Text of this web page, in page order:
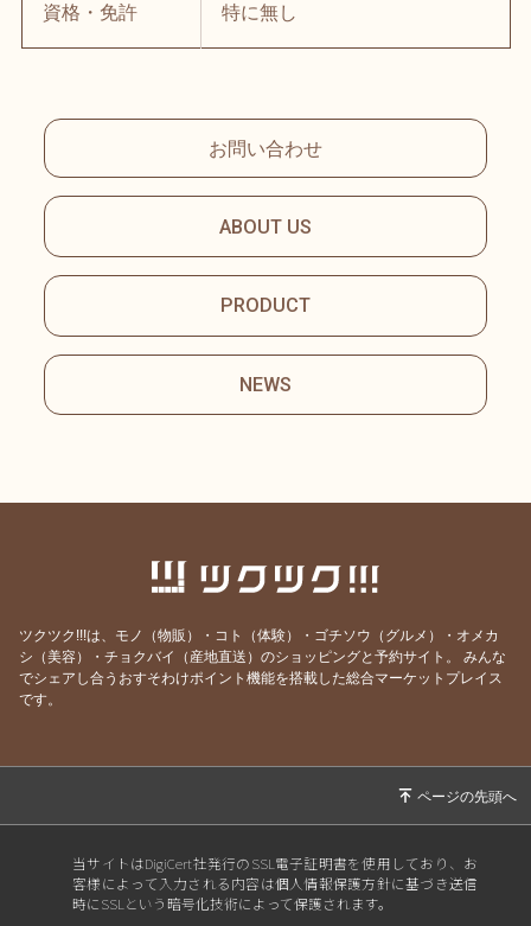
資格・免許 特に無し
お問い合わせ
ABOUT US
PRODUCT
NEWS
ツクツク!!!は、モノ（物販）・コト（体験）・ゴチソウ（グルメ）・オメカ
シ（美容）・チョクバイ（産地直送）のショッピングと予約サイト。
みんな
でシェアし合うおすそわけポイント機能を搭載した総合マーケットプレイス
です。
当サイトはDigiCert社発行のSSL電子証明書を使用しており、お
客様によって入力される内容は個人情報保護方針に基づき送信
時にSSLという暗号化技術によって保護されます。